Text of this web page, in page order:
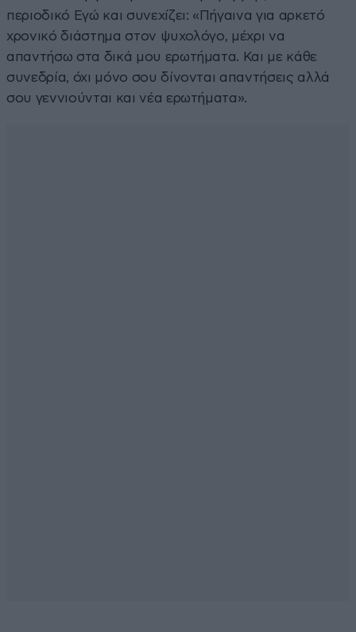
περιοδικό Εγώ και συνεχίζει: «Πήγαινα για αρκετό
χρονικό διάστημα στον ψυχολόγο, μέχρι να
απαντήσω στα δικά μου ερωτήματα. Και με κάθε
συνεδρία, όχι μόνο σου δίνονται απαντήσεις αλλά
σου γεννιούνται και νέα ερωτήματα».